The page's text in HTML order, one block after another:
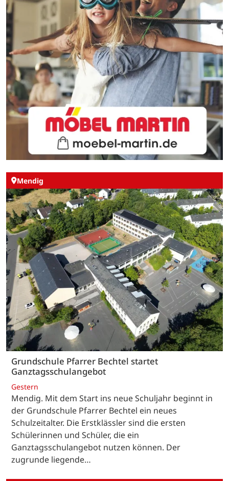
Mendig
Grundschule Pfarrer Bechtel startet
Ganztagsschulangebot
Gestern
Mendig. Mit dem Start ins neue Schuljahr beginnt in
der Grundschule Pfarrer Bechtel ein neues
Schulzeitalter. Die Erstklässler sind die ersten
Schülerinnen und Schüler, die ein
Ganztagsschulangebot nutzen können. Der
zugrunde liegende…